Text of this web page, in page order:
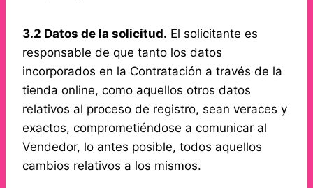
3.2 Datos de la solicitud. El solicitante es
responsable de que tanto los datos
incorporados en la Contratación a través de la
tienda online, como aquellos otros datos
relativos al proceso de registro, sean veraces y
exactos, comprometiéndose a comunicar al
Vendedor, lo antes posible, todos aquellos
cambios relativos a los mismos.